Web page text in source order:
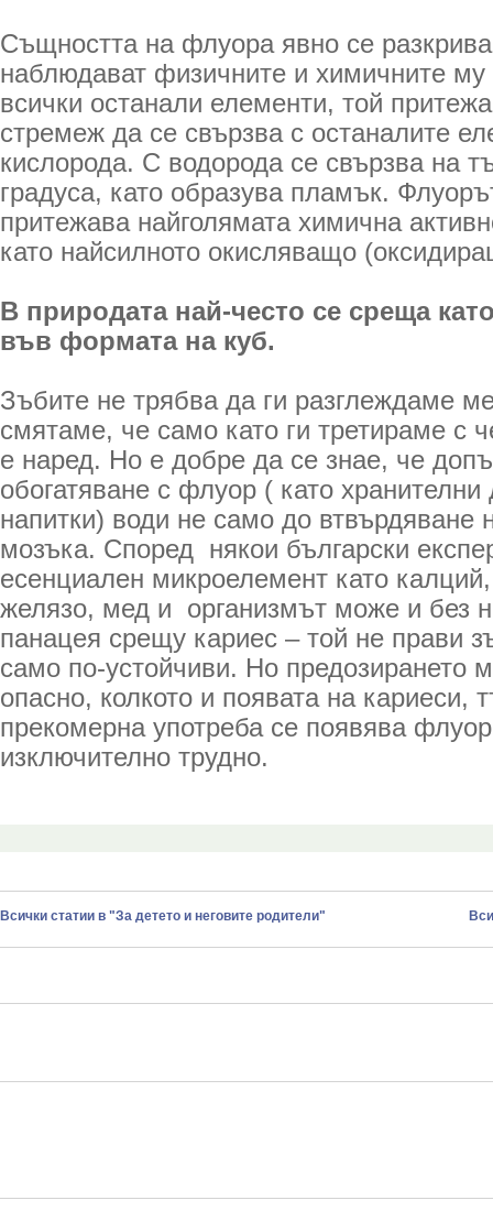
Същността на флуора явно се
наблюдават физичните и химичните му
всички останали елементи, той
стремеж да се свързва с останалите
кислорода. С водорода се свързва на
градуса, като образува пламък.
притежава най­голямата химична
като най­силното окисляващо
В природата най-­често се среща
във формата на куб.
Зъбите не трябва да ги разглеждаме
смятаме, че само като ги третираме с
е наред. Но е добре да се знае, че
обогатяване с флуор ( като
напитки) води не само до втвърдяване
мозъка. Според някои български
есенциален микроелемент като
желязо, мед и организмът може и без
панацея срещу кариес – той не прави
само по-устойчиви. Но предозирането
опасно, колкото и появата на кариеси,
прекомерна употреба се появява
изключително трудно.
Всички статии в "За детето и неговите родители"